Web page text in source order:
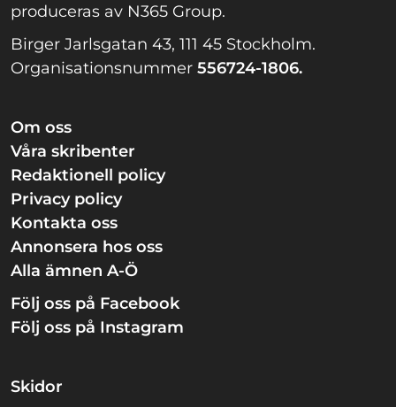
produceras av N365 Group.
Birger Jarlsgatan 43, 111 45 Stockholm.
Organisationsnummer 556724-1806.
Om oss
Våra skribenter
Redaktionell policy
Privacy policy
Kontakta oss
Annonsera hos oss
Alla ämnen A-Ö
Följ oss på Facebook
Följ oss på Instagram
Skidor